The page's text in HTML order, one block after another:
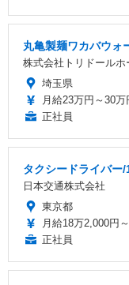
丸亀製麺ワカバウォ
株式会社トリドールホ
埼玉県
月給23万円～30万
正社員
タクシードライバー
日本交通株式会社
東京都
月給18万2,000円
正社員